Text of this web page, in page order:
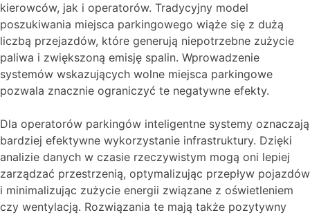
kierowców, jak i operatorów. Tradycyjny model
poszukiwania miejsca parkingowego wiąże się z dużą
liczbą przejazdów, które generują niepotrzebne zużycie
paliwa i zwiększoną emisję spalin. Wprowadzenie
systemów wskazujących wolne miejsca parkingowe
pozwala znacznie ograniczyć te negatywne efekty.
Dla operatorów parkingów inteligentne systemy oznaczają
bardziej efektywne wykorzystanie infrastruktury. Dzięki
analizie danych w czasie rzeczywistym mogą oni lepiej
zarządzać przestrzenią, optymalizując przepływ pojazdów
i minimalizując zużycie energii związane z oświetleniem
czy wentylacją. Rozwiązania te mają także pozytywny